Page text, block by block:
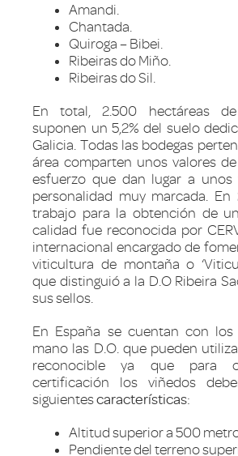
Amandi.
Chantada.
Quiroga – Bibei.
Ribeiras do Miño.
Ribeiras do Sil.
En total, 2.500 hectáreas
suponen un 5,2% del suelo
Galicia. Todas las bodegas
área comparten unos valores
esfuerzo que dan lugar a
personalidad muy marcada. En
trabajo para la obtención de
calidad fue reconocida por
internacional encargado de
viticultura de montaña o
que distinguió a la D.O Ribeira
sus sellos.
En España se cuentan con
mano las D.O. que pueden
reconocible ya que para
certificación los viñedos
siguientescaracterísticas:
Altitud superior a 500
Pendiente del terreno